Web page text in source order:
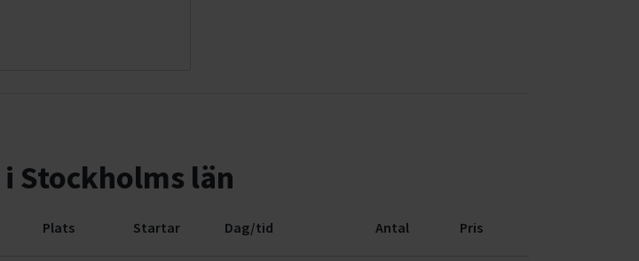
i Stockholms län
Plats Startar Dag/tid Antal Pris